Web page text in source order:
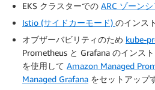
EKS クラスターでの ARC ゾーン
Istio (サイドカーモード) のインス
オブザーバビリティのため kube-
Prometheus と Grafana のインスト
を使用して Amazon Managed
Managed Grafana をセットアップ